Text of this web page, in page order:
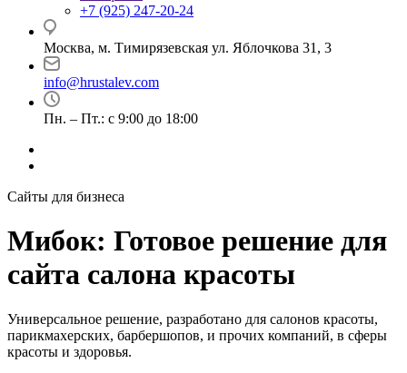
+7 (925) 247-20-24
Москва, м. Тимирязевская ул. Яблочкова 31, 3
info@hrustalev.com
Пн. – Пт.: с 9:00 до 18:00
Сайты для бизнеса
Мибок: Готовое решение для
сайта салона красоты
Универсальное решение, разработано для салонов красоты,
парикмахерских, барбершопов, и прочих компаний, в сферы
красоты и здоровья.